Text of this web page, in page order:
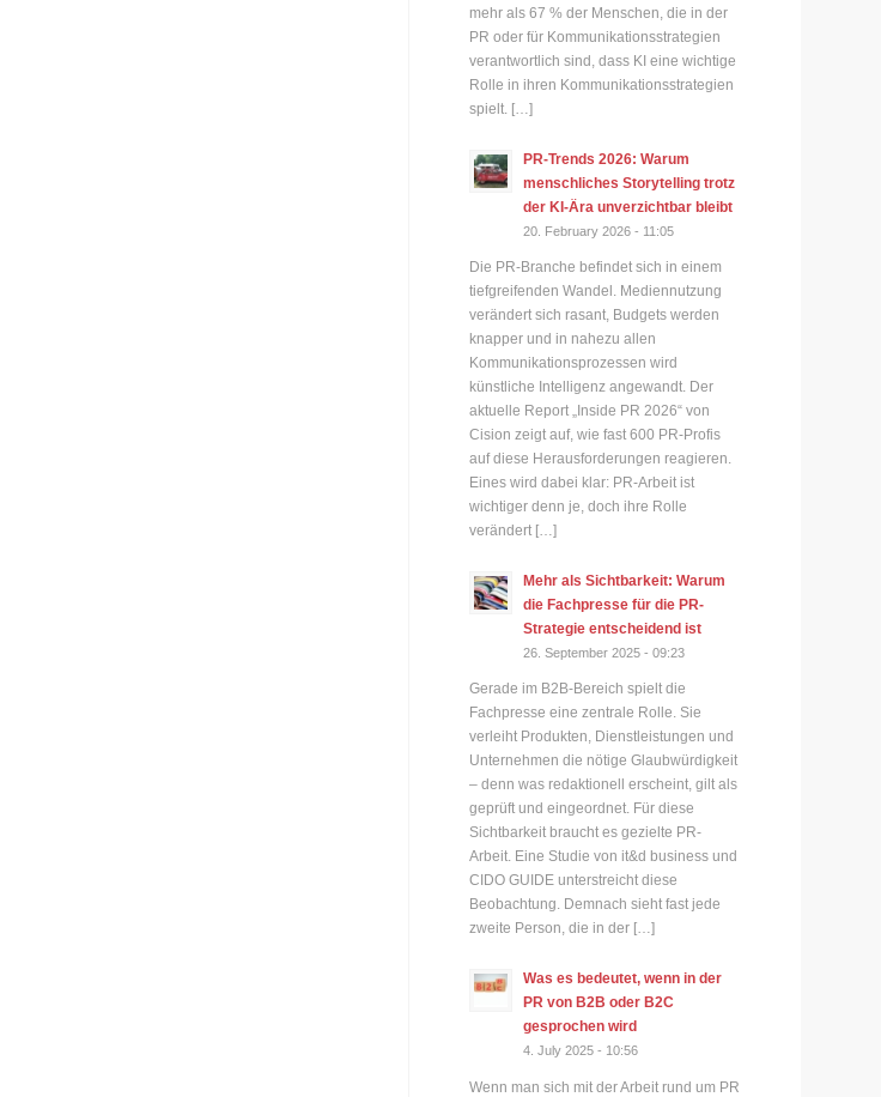
mehr als 67 % der Menschen, die in der
PR oder für Kommunikationsstrategien
verantwortlich sind, dass KI eine wichtige
Rolle in ihren Kommunikationsstrategien
spielt. […]
PR-Trends 2026: Warum
menschliches Storytelling trotz
der KI-Ära unverzichtbar bleibt
20. February 2026 - 11:05
Die PR-Branche befindet sich in einem
tiefgreifenden Wandel. Mediennutzung
verändert sich rasant, Budgets werden
knapper und in nahezu allen
Kommunikationsprozessen wird
künstliche Intelligenz angewandt. Der
aktuelle Report „Inside PR 2026“ von
Cision zeigt auf, wie fast 600 PR-Profis
auf diese Herausforderungen reagieren.
Eines wird dabei klar: PR-Arbeit ist
wichtiger denn je, doch ihre Rolle
verändert […]
Mehr als Sichtbarkeit: Warum
die Fachpresse für die PR-
Strategie entscheidend ist
26. September 2025 - 09:23
Gerade im B2B-Bereich spielt die
Fachpresse eine zentrale Rolle. Sie
verleiht Produkten, Dienstleistungen und
Unternehmen die nötige Glaubwürdigkeit
– denn was redaktionell erscheint, gilt als
geprüft und eingeordnet. Für diese
Sichtbarkeit braucht es gezielte PR-
Arbeit. Eine Studie von it&d business und
CIDO GUIDE unterstreicht diese
Beobachtung. Demnach sieht fast jede
zweite Person, die in der […]
Was es bedeutet, wenn in der
PR von B2B oder B2C
gesprochen wird
4. July 2025 - 10:56
Wenn man sich mit der Arbeit rund um PR